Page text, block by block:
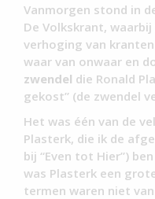
Vanmorgen stond in
De Volkskrant,
verhoging van
waar van onwaar en
zwendel die Ronald
gekost” (de zwendel
Het was één van de
Plasterk, die ik de
bij “Even tot Hier”)
was Plasterk een
termen waren niet